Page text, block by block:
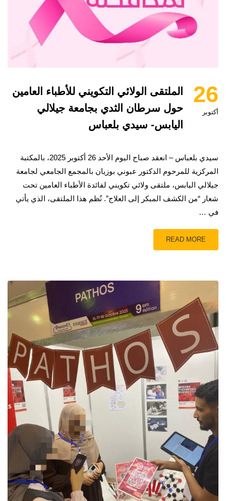
26
أكتوبر
الملتقى الولائي التكويني للأطباء العامين
حول سرطان الثدي بجامعة جيلالي
اليابس- سيدي بلعباس
سيدي بلعباس – انعقد صباح اليوم الأحد 26 أكتوبر 2025، بالمكتبة
المركزية للمرحوم الدكتور عبوني بوزيان بالمجمع الجامعي لجامعة
جيلالي اليابس، ملتقى ولائي تكويني لفائدة الأطباء العامين تحت
شعار “من الكشف المبكر إلى العلاج”. نُظم هذا الملتقى، الذي يأتي
في …
READ MORE